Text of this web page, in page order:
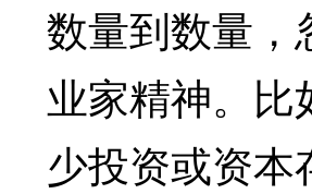
数量到数量，
业家精神。
少投资或资